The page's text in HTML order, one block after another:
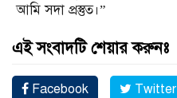
আমি সদা প্রস্তুত।”
এই সংবাদটি শেয়ার করুনঃ
Facebook Twitter